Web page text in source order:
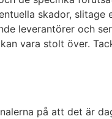
skador, slitage
leverantörer och
vara stolt över.
på att det är